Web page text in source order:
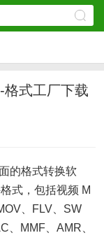
式工厂下载
的格式转换软
式，包括视频 M
、FLV、SW
、MMF、AMR、